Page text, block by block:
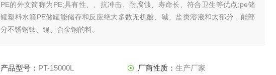
PE的外文简称为PE;具有性、、抗冲击、耐腐蚀、寿命长、符合卫生等优点;pe储
罐塑料水箱PE储罐能储存和反应绝大多数无机酸、碱、盐类溶液和大部分，能部
分不锈钢钛、镍、合金钢的料。
产品型号： PT-15000L 厂商性质： 生产厂家